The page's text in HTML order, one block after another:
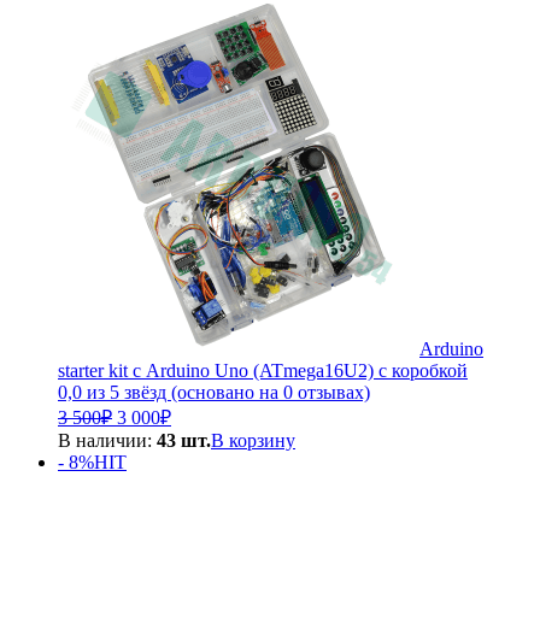
Arduino
starter kit с Arduino Uno (ATmega16U2) с коробкой
0,0 из 5 звёзд (основано на 0 отзывах)
3 500₽ Первоначальная
цена
составляла
3
3 000₽Текущая
цена:
В наличии: 43 шт.В корзину
- 8%HIT